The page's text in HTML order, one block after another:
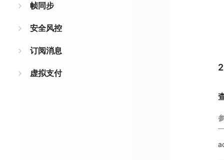
帧同步
安全风控
订阅消息
虚拟支付